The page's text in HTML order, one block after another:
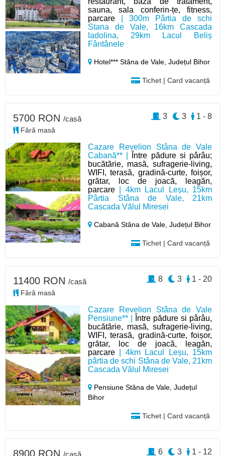
sauna, sala conferin-țe, fitness,
parcare | 300m Pârtia de schi
Stana de Vale, 16km Cascada
Iadolina, 29km Lacul Beliș
Fântânele
Hotel*** Stâna de Vale,Județul Bihor
Tichet | Card vacanță
Cazare Revelion Stâna de Vale
Cabană** |
Între pădure si pârâu;
bucătărie, masă, sufragerie-living,
WIFI, terasă, gradină-curte, foișor,
grătar, loc de joacă, leagăn,
parcare | 4km Lacul Leșu, 15km
Pârtia Stâna de Vale, 21km
Cascada Vălul Miresei
Cabană Stâna de Vale,Județul Bihor
Tichet | Card vacanță
5700 RON /casă
Fără masă
1 - 8
3
3
Cazare Revelion Stâna de Vale
Pensiune** |
Între pădure si pârâu,
bucătărie, masă, sufragerie-living,
WIFI, terasă, gradină-curte, foișor,
grătar, loc de joacă, leagăn,
parcare | 4km Lacul Leșu, 15km
pârtia de schi Stâna de Vale, 21km
Cascada Vălul Miresei
Pensiune Stâna de Vale,Județul
Bihor
Tichet | Card vacanță
11400 RON /casă
Fără masă
1 - 20
3
8
8900 RON 1 - 12
3
6